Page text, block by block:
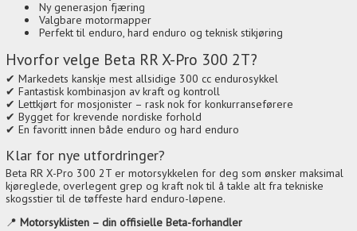
Ny generasjon fjæring
Valgbare motormapper
Perfekt til enduro, hard enduro og teknisk stikjøring
Hvorfor velge Beta RR X-Pro 300 2T?
✔ Markedets kanskje mest allsidige 300 cc endurosykkel
✔ Fantastisk kombinasjon av kraft og kontroll
✔ Lettkjørt for mosjonister – rask nok for konkurranseførere
✔ Bygget for krevende nordiske forhold
✔ En favoritt innen både enduro og hard enduro
Klar for nye utfordringer?
Beta RR X-Pro 300 2T er motorsykkelen for deg som ønsker maksimal
kjøreglede, overlegent grep og kraft nok til å takle alt fra tekniske
skogsstier til de tøffeste hard enduro-løpene.
📍 Motorsyklisten – din offisielle Beta-forhandler